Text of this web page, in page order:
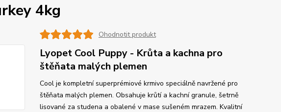
4kg
Ohodnotit produkt
Lyopet Cool Puppy - Krůta a kachna pro
štěňata malých plemen
Cool je kompletní superprémiové krmivo speciálně navržené pro
štěňata malých plemen. Obsahuje krůtí a kachní granule, šetrně
lisované za studena a obalené v mase sušeném mrazem. Kvalitní